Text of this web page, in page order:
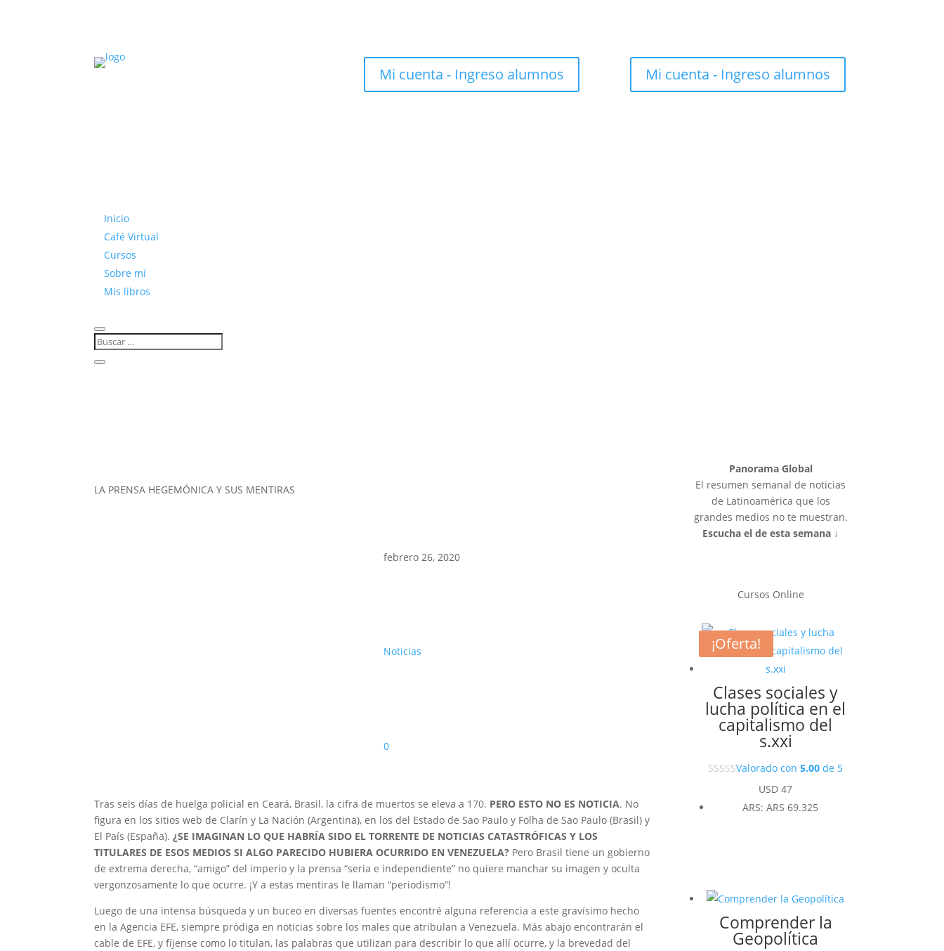
Mi cuenta - Ingreso alumnos Mi cuenta - Ingreso alumnos
Inicio
Café Virtual
Cursos
Sobre mí
Mis libros
LA PRENSA HEGEMÓNICA Y SUS MENTIRAS
febrero 26, 2020
Noticias
0
Tras seis días de huelga policial en Ceará, Brasil, la cifra de muertos se eleva a 170. PERO ESTO NO ES NOTICIA. No
figura en los sitios web de Clarín y La Nación (Argentina), en los del Estado de Sao Paulo y Folha de Sao Paulo (Brasil) y
El País (España).¿SE IMAGINAN LO QUE HABRÍA SIDO EL TORRENTE DE NOTICIAS CATASTRÓFICAS Y LOS
TITULARES DE ESOS MEDIOS SI ALGO PARECIDO HUBIERA OCURRIDO EN VENEZUELA? Pero Brasil tiene un gobierno
de extrema derecha, “amigo” del imperio y la prensa “seria e independiente” no quiere manchar su imagen y oculta
vergonzosamente lo que ocurre. ¡Y a estas mentiras le llaman “periodismo”!
Luego de una intensa búsqueda y un buceo en diversas fuentes encontré alguna referencia a este gravísimo hecho
en la Agencia EFE, siempre pródiga en noticias sobre los males que atribulan a Venezuela. Más abajo encontrarán el
cable de EFE, y fíjense como lo titulan, las palabras que utilizan para describir lo que allí ocurre, y la brevedad del
Panorama Global
El resumen semanal de noticias
de Latinoamérica que los
grandes medios no te muestran.
Escucha el de esta semana ↓
Cursos Online
Clases sociales y
lucha política en el
capitalismo del
s.xxi
Valorado con5.00 de 5
USD 47
ARS:ARS 69.325
Comprender la
Geopolítica
¡Oferta!